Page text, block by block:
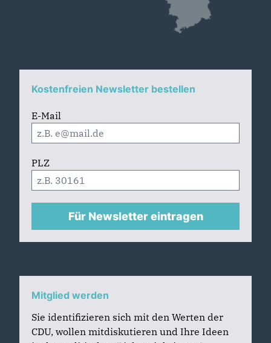
Kostenfreien Newsletter bestellen
E-Mail
PLZ
Für Newsletter eintragen
Mitglied werden
Sie identifizieren sich mit den Werten der
CDU, wollen mitdiskutieren und Ihre Ideen